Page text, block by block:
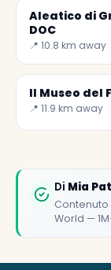
Aleatico di
DOC
📍 10.8 km away
Il Museo del
📍 11.9 km away
Di Mia
World —